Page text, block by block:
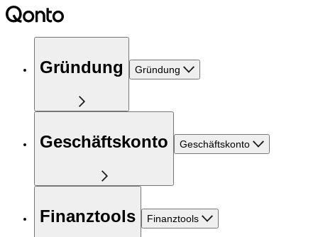
Gründung Gründung
Geschäftskonto Geschäftskonto
Finanztools Finanztools